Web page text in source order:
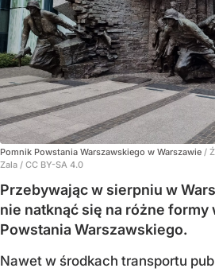
Pomnik Powstania Warszawskiego w Warszawie /
Zala / CC BY-SA 4.0
Przebywając w sierpniu w
nie natknąć się na różne formy
Powstania Warszawskiego.
Nawet w środkach transportu